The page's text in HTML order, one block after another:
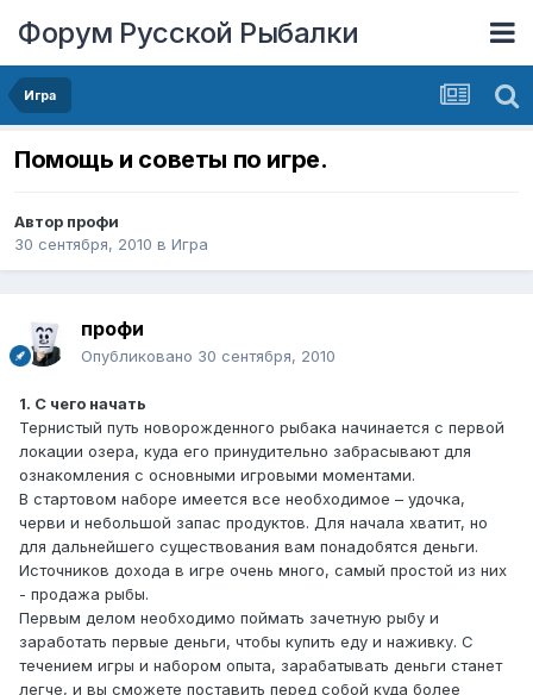
Форум Русской Рыбалки
Игра
Помощь и советы по игре.
Автор профи
30 сентября, 2010 в Игра
профи
Опубликовано 30 сентября, 2010
1. С чего начать
Тернистый путь новорожденного рыбака начинается с первой
локации озера, куда его принудительно забрасывают для
ознакомления с основными игровыми моментами.
В стартовом наборе имеется все необходимое – удочка,
черви и небольшой запас продуктов. Для начала хватит, но
для дальнейшего существования вам понадобятся деньги.
Источников дохода в игре очень много, самый простой из них
- продажа рыбы.
Первым делом необходимо поймать зачетную рыбу и
заработать первые деньги, чтобы купить еду и наживку. С
течением игры и набором опыта, зарабатывать деньги станет
легче, и вы сможете поставить перед собой куда более